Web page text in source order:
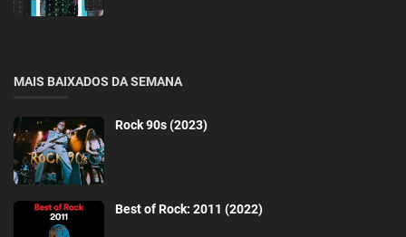
MAIS BAIXADOS DA SEMANA
Rock 90s (2023)
Best of Rock: 2011 (2022)